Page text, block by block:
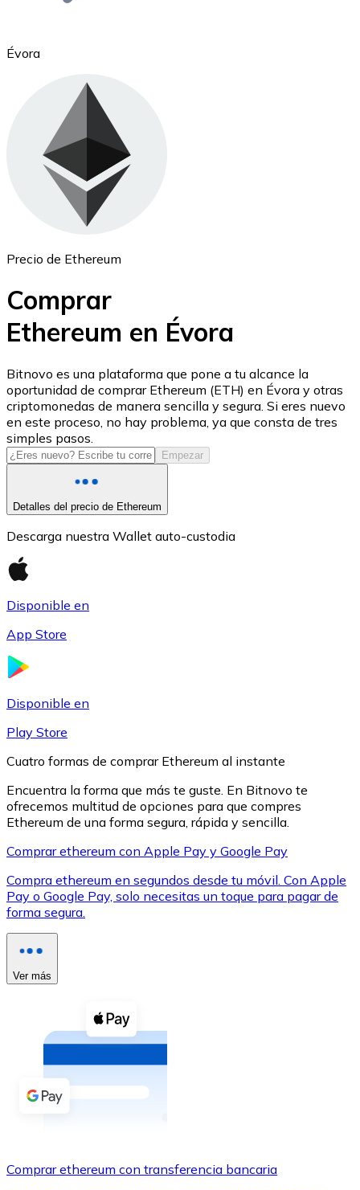
Ethereum
ETH
USD Coin
USDC
Litecoin
LTC
Ver todo
Compra criptomonedas con efectivo en tu tienda más
Comprar con efectivo
Transferencia SEPA
Añade fondos a tu cuenta Bitnovo o realiza compras
Comprar con Transferencia
Utiliza tarjetas Visa y Mastercard para comprar
Évora
Precio de Ethereum
Comprar
Ethereum en Évora
Bitnovo es una plataforma que pone a tu alcance la
oportunidad de comprar Ethereum (ETH) en Évora y otras
criptomonedas de manera sencilla y segura. Si eres nuevo
en este proceso, no hay problema, ya que consta de tres
simples pasos.
Empezar
Detalles del precio de Ethereum
Descarga nuestra Wallet auto-custodia
Disponible en
App Store
Disponible en
Play Store
Cuatro formas de comprar Ethereum al instante
Encuentra la forma que más te guste. En Bitnovo te
ofrecemos multitud de opciones para que compres
Ethereum de una forma segura, rápida y sencilla.
Comprar ethereum con Apple Pay y Google Pay
Compra ethereum en segundos desde tu móvil. Con Apple
Pay o Google Pay, solo necesitas un toque para pagar de
forma segura.
Ver más
Comprar ethereum con transferencia bancaria